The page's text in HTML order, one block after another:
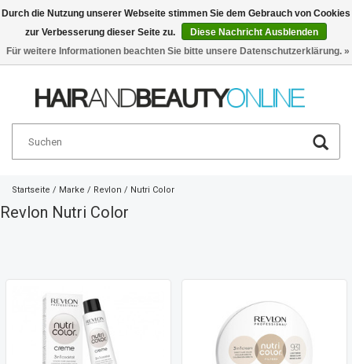
Deutsch €
Startseite / Marke / Revlon / Nutri Color
Revlon Nutri Color
Durch die Nutzung unserer Webseite stimmen Sie dem Gebrauch von Cookies
zur Verbesserung dieser Seite zu.
Diese Nachricht Ausblenden
Für weitere Informationen beachten Sie bitte unsere Datenschutzerklärung. »